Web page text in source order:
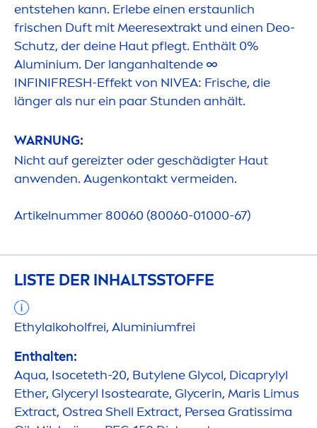
entstehen kann. Erlebe einen erstaunlich
frischen Duft mit Meeresextrakt und einen Deo-
Schutz, der deine Haut pflegt. Enthält 0%
Aluminium. Der langanhaltende ∞
INFINIFRESH-Effekt von NIVEA: Frische, die
länger als nur ein paar Stunden anhält.
WARNUNG:
Nicht auf gereizter oder geschädigter Haut
anwenden. Augenkontakt vermeiden.
Artikelnummer 80060 (80060-01000-67)
LISTE DER INHALTSSTOFFE
Ethylalkoholfrei, Aluminiumfrei
Enthalten:
Aqua, Isoceteth-20, Butylene Glycol, Dicaprylyl
Ether, Glyceryl Isostearate, Glycerin, Maris Limus
Extract, Ostrea Shell Extract, Persea Gratissima